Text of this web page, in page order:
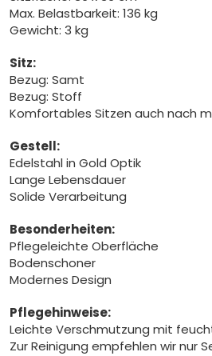
Max. Belastbarkeit: 136 kg
Gewicht: 3 kg
Sitz:
Bezug: Samt
Bezug: Stoff
Komfortables Sitzen auch nach
Gestell:
Edelstahl in Gold Optik
Lange Lebensdauer
Solide Verarbeitung
Besonderheiten:
Pflegeleichte Oberfläche
Bodenschoner
Modernes Design
Pflegehinweise:
Leichte Verschmutzung mit
Zur Reinigung empfehlen wir nur